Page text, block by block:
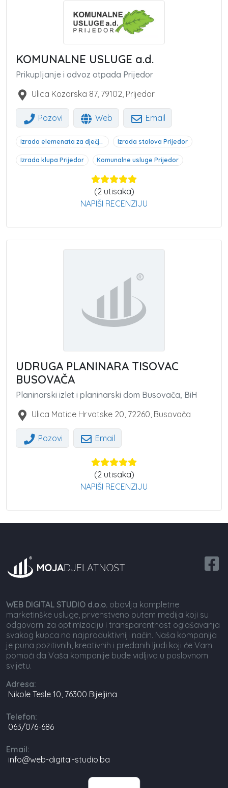
KOMUNALNE USLUGE a.d.
Prikupljanje i odvoz otpada Prijedor
Ulica Kozarska 87, 79102, Prijedor
Pozovi Web Email
Izrada elemenata za dječja igrališta Prijedor Izrada stolova Prijedor
Izrada klupa Prijedor Komunalne usluge Prijedor
(2utisaka)
NAPIŠI RECENZIJU
UDRUGA PLANINARA TISOVAC
BUSOVAČA
Planinarski izlet i planinarski dom Busovača, BiH
Ulica Matice Hrvatske 20, 72260, Busovača
Pozovi Email
(2utisaka)
NAPIŠI RECENZIJU
WEB DIGITAL STUDIO d.o.o. obavlja kompletne
marketinške usluge, prvenstveno putem medija koji su
odgovorni za optimizaciju i transparentnost oglašavanja
svakog kupca na najproduktivniji način. Naša kompanija
je puna pozitivnih, kreativnih i predanih ljudi koji će Vam
pomoći da Vaša kompanije bude vidljiva u poslovnom
svijetu.
Adresa:
Nikole Tesle 10, 76300 Bijeljina
Telefon:
063/076-686
Email:
info@web-digital-studio.ba